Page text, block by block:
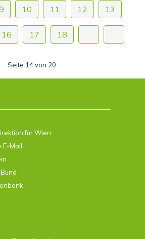
10 11 12 13
16 17 18
Seite 14 von 20
für Wien
E-Mail